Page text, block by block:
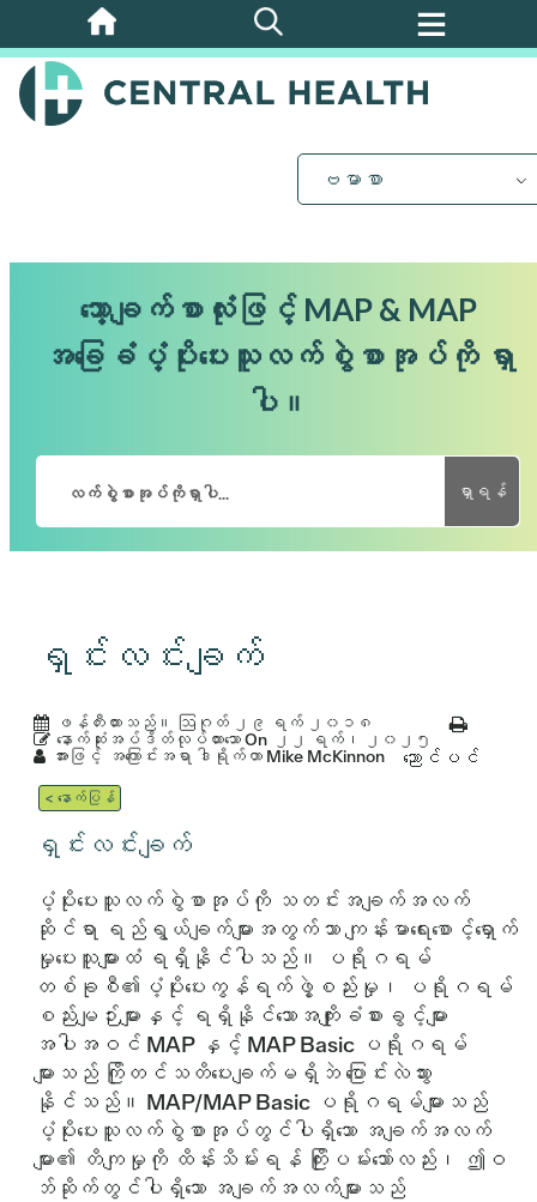
အဓိက
အကြောင်းအရာ
သို့
ဗမာစာ
သော့ချက်စာလုံးဖြင့် MAP & MAP
အခြေခံပံ့ပိုးပေးသူလက်စွဲစာအုပ်ကို ရှာ
ပါ။
ရှာရန်
ရှင်းလင်းချက်
ဖန်တီးထားသည်။ ဩဂုတ် ၂၉ ရက် ၂၀၁၈
နောက်ဆုံးအပ်ဒိတ်လုပ်ထားသော On ၂၂ ရက်၊ ၂၀၂၅
အားဖြင့် အကြောင်းအရာ ဒါရိုက်တာ Mike McKinnon ညောင်ပင်
< နောက်ပြန်
ရှင်းလင်းချက်
ပံ့ပိုးပေးသူလက်စွဲစာအုပ်ကို သတင်းအချက်အလက်
ဆိုင်ရာ ရည်ရွယ်ချက်များအတွက်သာ ကျန်းမာရေးစောင့်ရှောက်
မှုပေးသူများထံ ရရှိနိုင်ပါသည်။ ပရိုဂရမ်
တစ်ခုစီ၏ပံ့ပိုးပေးကွန်ရက်ဖွဲ့စည်းမှု၊ ပရိုဂရမ်
စည်းမျဉ်းများနှင့် ရရှိနိုင်သောအကျိုးခံစားခွင့်များ
အပါအဝင် MAP နှင့် MAP Basic ပရိုဂရမ်
များသည် ကြိုတင်သတိပေးချက်မရှိဘဲ ပြောင်းလဲသွား
နိုင်သည်။ MAP/MAP Basic ပရိုဂရမ်များသည်
ပံ့ပိုးပေးသူလက်စွဲစာအုပ်တွင်ပါရှိသော အချက်အလက်
များ၏ တိကျမှုကို ထိန်းသိမ်းရန် ကြိုးပမ်းသော်လည်း၊ ဤဝ
ဘ်ဆိုက်တွင်ပါရှိသော အချက်အလက်များသည်